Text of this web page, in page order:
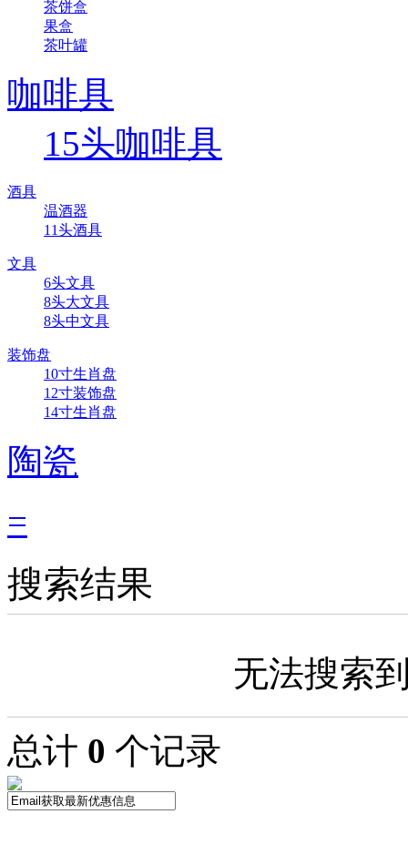
茶饼盒
果盒
茶叶罐
咖啡具
15头咖啡具
酒具
温酒器
11头酒具
文具
6头文具
8头大文具
8头中文具
装饰盘
10寸生肖盘
12寸装饰盘
14寸生肖盘
陶瓷
=
搜索结果
无法搜索
总计 0 个记录